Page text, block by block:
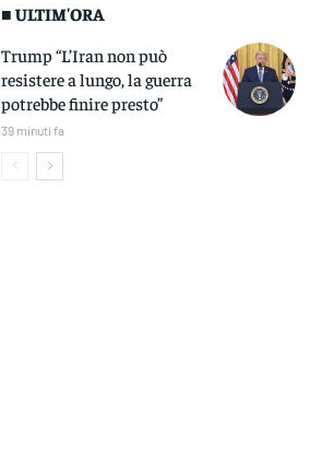
■ ULTIM'ORA
Trump “L’Iran non può
resistere a lungo, la guerra
potrebbe finire presto”
39 minuti fa